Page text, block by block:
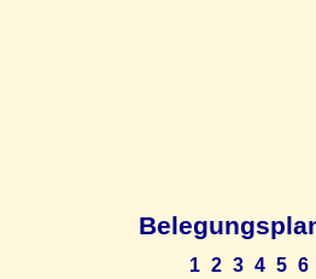
1 2 3 4 5 6